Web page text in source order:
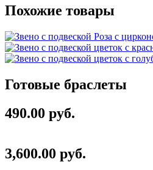
Похожие товары
Готовые браслеты
490.00 руб.
3,600.00 руб.